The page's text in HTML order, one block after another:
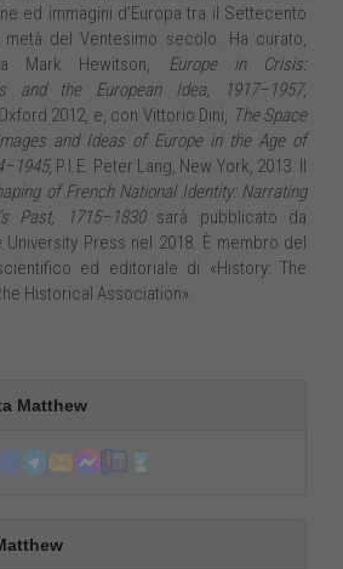
ed immagini d’Europa tra il Settecento
del Ventesimo secolo. Ha curato,
Mark Hewitson, Europe in Crisis:
and the European Idea, 1917–1957,
2012, e, con Vittorio Dini, The Space
and Ideas of Europe in the Age of
, P.I.E. Peter Lang, New York, 2013. Il
of French National Identity: Narrating
Past, 1715–1830 sarà pubblicato da
University Press nel 2018. È membro del
ed editoriale di «History: The
Historical Association».
Matthew